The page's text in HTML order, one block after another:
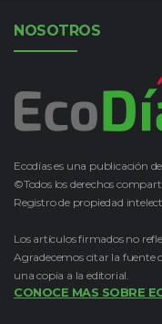
NOSOTROS
Ecodías es una publicación
©Todos los derechos
Registro de propiedad
Los artículos firmados no
Agradecemos citar la fuente
una copia a la editorial.
CONOCE MAS SOBRE